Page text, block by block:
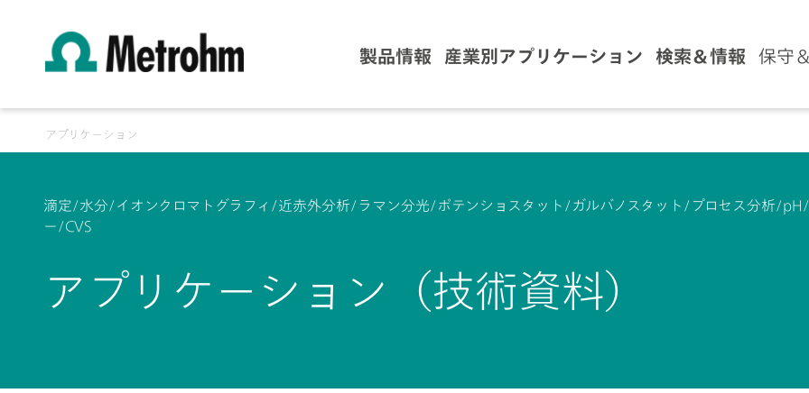
製品情報 産業別アプリケーション 検索＆情報 保守
アプリケーション
滴定/水分/イオンクロマトグラフィ/近赤外分析/ラマン分光/ポテンショスタット/ガルバノスタット/プロセス分析/
ー/CVS
アプリケーション（技術資料）